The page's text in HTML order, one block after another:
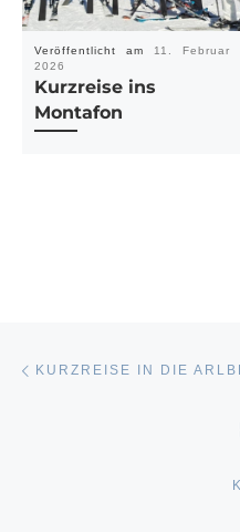
Veröffentlicht am
11. Februar
2026
Kurzreise ins
Montafon
KURZREISE IN DIE